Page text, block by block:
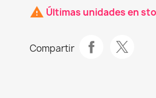
warning Últimas unidades en
Compartir